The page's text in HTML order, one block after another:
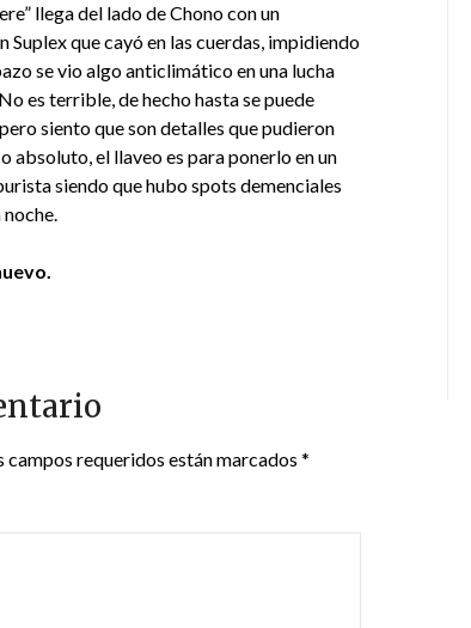
llega del lado de Chono con un
que cayó en las cuerdas, impidiendo
se vio algo anticlimático en una lucha
es terrible, de hecho hasta se puede
siento que son detalles que pudieron
absoluto, el llaveo es para ponerlo en un
siendo que hubo spots demenciales
campos requeridos están marcados *